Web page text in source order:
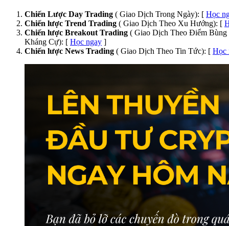
Chiến Lược Day Trading ( Giao Dịch Trong Ngày): [ Học
Chiến lược Trend Trading ( Giao Dịch Theo Xu Hướng): [
Chiến lược Breakout Trading ( Giao Dịch Theo Điểm Bùng
Kháng Cự): [ Học ngay ]
Chiến lược News Trading ( Giao Dịch Theo Tin Tức): [ Học